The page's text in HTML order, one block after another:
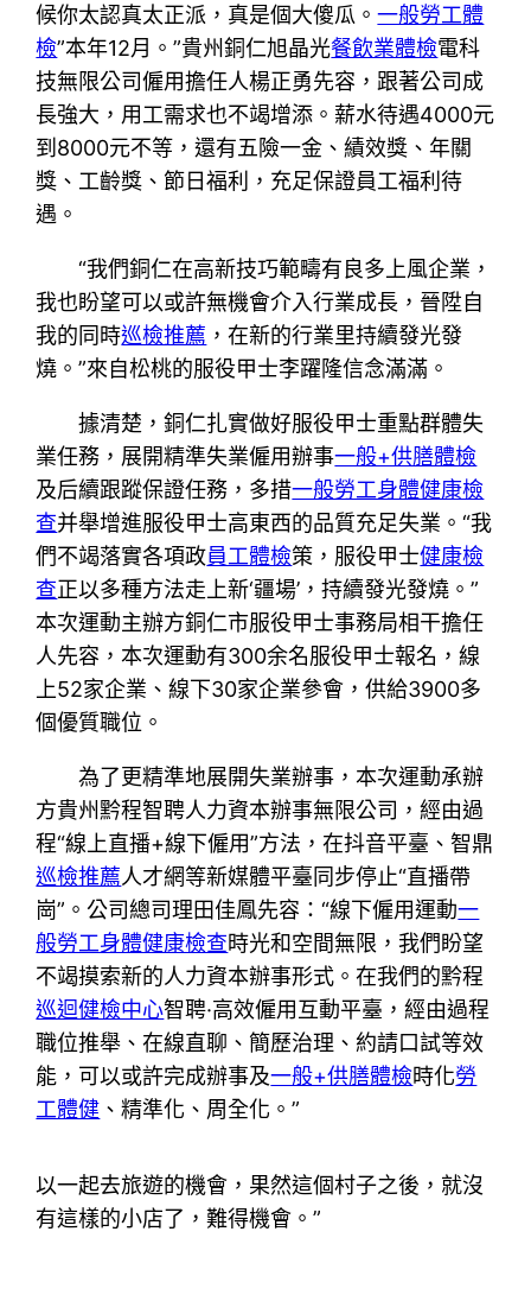
候你太認真太正派，真是個大傻瓜。一般勞工體
檢”本年12月。”貴州銅仁旭晶光餐飲業體檢電科
技無限公司僱用擔任人楊正勇先容，跟著公司成
長強大，用工需求也不竭增添。薪水待遇4000元
到8000元不等，還有五險一金、績效獎、年關
獎、工齡獎、節日福利，充足保證員工福利待
遇。
“我們銅仁在高新技巧範疇有良多上風企業，
我也盼望可以或許無機會介入行業成長，晉陞自
我的同時巡檢推薦 ，在新的行業里持續發光發
燒。”來自松桃的服役甲士李躍隆信念滿滿。
據清楚，銅仁扎實做好服役甲士重點群體失
業任務，展開精準失業僱用辦事一般+供膳體檢
及后續跟蹤保證任務，多措一般勞工身體健康檢
查并舉增進服役甲士高東西的品質充足失業。“我
們不竭落實各項政員工體檢策，服役甲士健康檢
查正以多種方法走上新‘疆場’，持續發光發燒。”
本次運動主辦方銅仁市服役甲士事務局相干擔任
人先容，本次運動有300余名服役甲士報名，線
上52家企業、線下30家企業參會，供給3900多
個優質職位。
為了更精準地展開失業辦事，本次運動承辦
方貴州黔程智聘人力資本辦事無限公司，經由過
程“線上直播+線下僱用”方法，在抖音平臺、智鼎
巡檢推薦人才網等新媒體平臺同步停止“直播帶
崗”。公司總司理田佳鳳先容：“線下僱用運動一
般勞工身體健康檢查時光和空間無限，我們盼望
不竭摸索新的人力資本辦事形式。在我們的黔程
巡迴健檢中心智聘·高效僱用互動平臺，經由過程
職位推舉、在線直聊、簡歷治理、約請口試等效
能，可以或許完成辦事及一般+供膳體檢時化勞
工體健 、精準化、周全化。”
以一起去旅遊的機會，果然這個村子之後，就沒
有這樣的小店了，難得機會。”